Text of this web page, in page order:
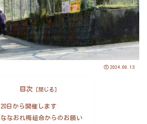
2024.09.13
目次
20日から開催します
ななおれ梅組合からのお願い